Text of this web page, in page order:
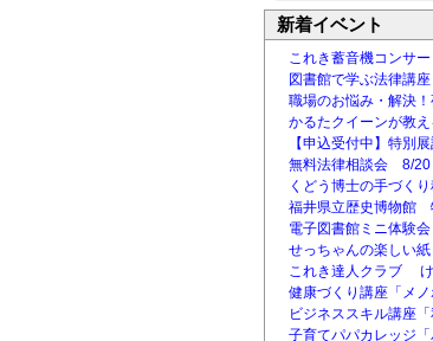
新着イベント
これき蓄音機コンサー
図書館で学ぶ法律講
職場のお悩み・解決
かるたクイーンが教
【申込受付中】特別
無料法律相談会 8/20
くどう博士の手づく
福井県立歴史博物館
電子図書館ミニ体験
せっちゃんの楽しい
これき達人クラブ
健康づくり講座「メ
ビジネススキル講座
子育てパパカレッジ